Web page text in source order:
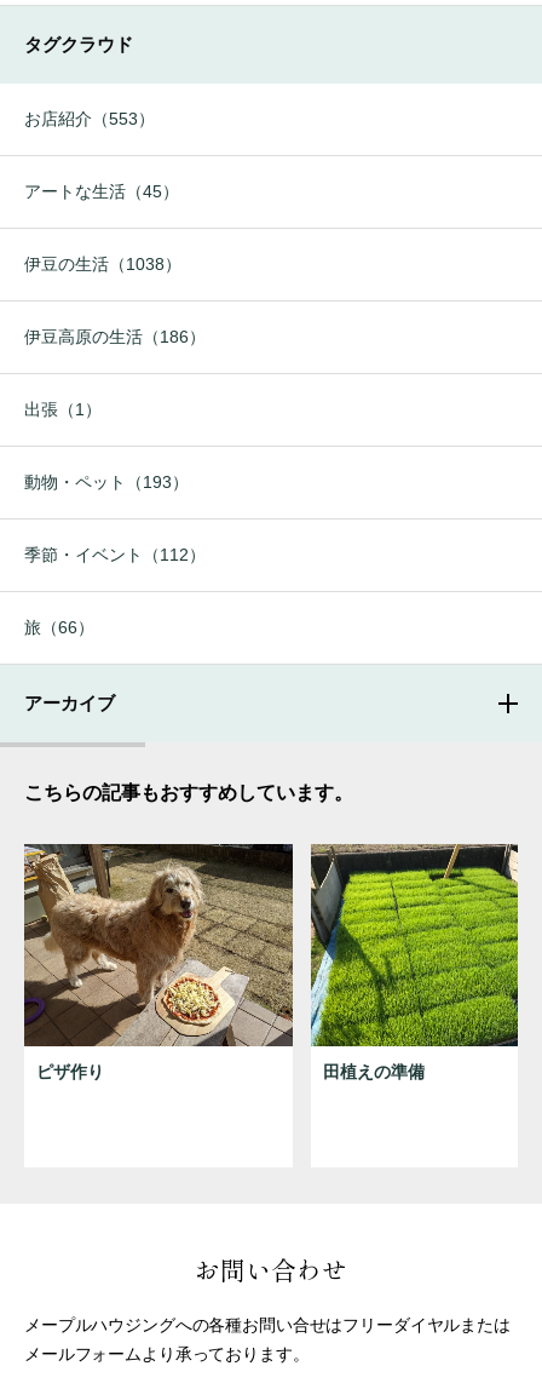
タグクラウド
お店紹介（553）
アートな生活（45）
伊豆の生活（1038）
伊豆高原の生活（186）
出張（1）
動物・ペット（193）
季節・イベント（112）
旅（66）
アーカイブ
こちらの記事もおすすめしています。
ピザ作り 田植えの準備
お問い合わせ
メープルハウジングへの各種お問い合せはフリーダイヤルまたは
メールフォームより承っております。